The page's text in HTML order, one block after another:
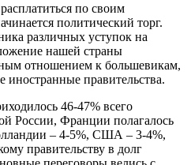
по своим
политический торг.
различных уступок на
нашей страны
отношением к большевикам,
иностранные правительства.
46-47% всего
России, Франции полагалось
– 4-5%, США – 3-4%,
правительству в долг